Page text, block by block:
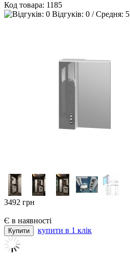
Код товара: 1185
Відгуків: 0 / Средня: 5
3492 грн
Є в наявності
купити в 1 клік